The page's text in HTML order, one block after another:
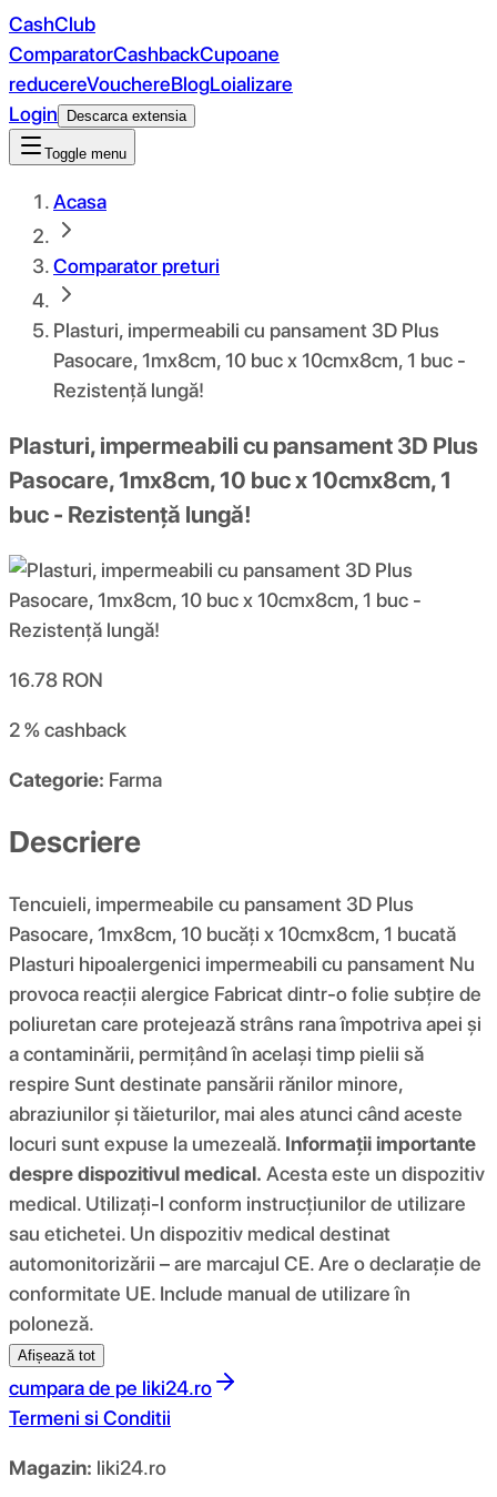
CashClub
ComparatorCashbackCupoane
reducereVouchereBlogLoializare
Login
Descarca extensia
Toggle menu
Acasa
Comparator preturi
Plasturi, impermeabili cu pansament 3D Plus
Pasocare, 1mx8cm, 10 buc x 10cmx8cm, 1 buc -
Rezistență lungă!
Plasturi, impermeabili cu pansament 3D Plus
Pasocare, 1mx8cm, 10 buc x 10cmx8cm, 1
buc - Rezistență lungă!
16.78 RON
2 %cashback
Categorie: Farma
Descriere
Tencuieli, impermeabile cu pansament 3D Plus
Pasocare, 1mx8cm, 10 bucăți x 10cmx8cm, 1 bucată
Plasturi hipoalergenici impermeabili cu pansament Nu
provoca reacții alergice Fabricat dintr-o folie subțire de
poliuretan care protejează strâns rana împotriva apei și
a contaminării, permițând în același timp pielii să
respire Sunt destinate pansării rănilor minore,
abraziunilor și tăieturilor, mai ales atunci când aceste
locuri sunt expuse la umezeală. Informații importante
despre dispozitivul medical. Acesta este un dispozitiv
medical. Utilizați-l conform instrucțiunilor de utilizare
sau etichetei. Un dispozitiv medical destinat
automonitorizării – are marcajul CE. Are o declarație de
conformitate UE. Include manual de utilizare în
poloneză.
Afișează tot
cumpara de pe liki24.ro
Termeni si Conditii
Magazin: liki24.ro